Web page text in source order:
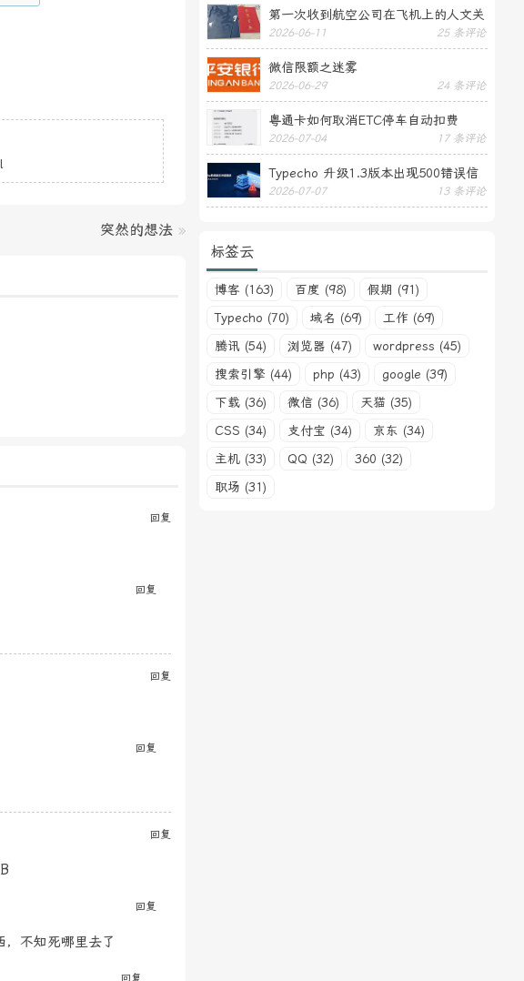
突然的想法 »
回复
回复
回复
回复
回复
回复
不知死哪里去了
回复
第一次收到航空公司在飞机上的人文关
怀——送生日贺卡
2026-06-11 25 条评论
微信限额之迷雾
2026-06-29 24 条评论
粤通卡如何取消ETC停车自动扣费
2026-07-04 17 条评论
Typecho 升级1.3版本出现500错误信
息
2026-07-07 13 条评论
标签云
博客 (163) 百度 (98)
假期 (91)
Typecho (70)
域名 (69)
工作 (69)
腾讯 (54)
浏览器 (47)
wordpress (45)
搜索引擎 (44)
php (43)
google (39)
下载 (36)
微信 (36)
天猫 (35)
CSS (34)
支付宝 (34)
京东 (34)
主机 (33)
QQ (32)
360 (32)
职场 (31)